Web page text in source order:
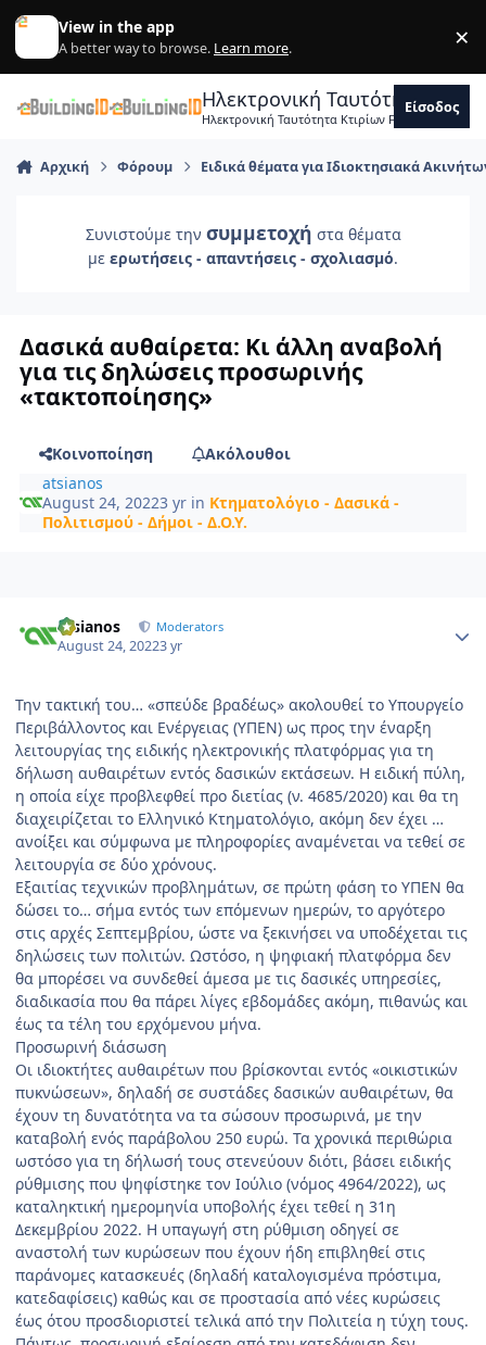
Skip to content
View in the app
A better way to browse. Learn more. ×
Ηλεκτρονική Ταυτότητα
Ηλεκτρονική Ταυτότητα Κτιρίων Forum
Είσοδος
Αρχική Φόρουμ Ειδικά θέματα για Ιδιοκτησιακά
Συνιστούμε την συμμετοχή στα θέματα
με ερωτήσεις - απαντήσεις - σχολιασμό.
Δασικά αυθαίρετα: Κι άλλη αναβολή
για τις δηλώσεις προσωρινής
«τακτοποίησης»
Κοινοποίηση
Ακόλουθοι
atsianos
August 24, 20223 yr in Κτηματολόγιο - Δασικά -
Πολιτισμού - Δήμοι - Δ.Ο.Υ.
atsianos Moderators
August 24, 20223 yr
Την τακτική του… «σπεύδε βραδέως» ακολουθεί το Υπουργείο
Περιβάλλοντος και Ενέργειας (ΥΠΕΝ) ως προς την έναρξη
λειτουργίας της ειδικής ηλεκτρονικής πλατφόρμας για τη
δήλωση αυθαιρέτων εντός δασικών εκτάσεων. Η ειδική πύλη,
η οποία είχε προβλεφθεί προ διετίας (ν. 4685/2020) και θα τη
διαχειρίζεται το Ελληνικό Κτηματολόγιο, ακόμη δεν έχει …
ανοίξει και σύμφωνα με πληροφορίες αναμένεται να τεθεί σε
λειτουργία σε δύο χρόνους.
Εξαιτίας τεχνικών προβλημάτων, σε πρώτη φάση το ΥΠΕΝ θα
δώσει το… σήμα εντός των επόμενων ημερών, το αργότερο
στις αρχές Σεπτεμβρίου, ώστε να ξεκινήσει να υποδέχεται τις
δηλώσεις των πολιτών. Ωστόσο, η ψηφιακή πλατφόρμα δεν
θα μπορέσει να συνδεθεί άμεσα με τις δασικές υπηρεσίες,
διαδικασία που θα πάρει λίγες εβδομάδες ακόμη, πιθανώς και
έως τα τέλη του ερχόμενου μήνα.
Προσωρινή διάσωση
Οι ιδιοκτήτες αυθαιρέτων που βρίσκονται εντός «οικιστικών
πυκνώσεων», δηλαδή σε συστάδες δασικών αυθαιρέτων, θα
έχουν τη δυνατότητα να τα σώσουν προσωρινά, με την
καταβολή ενός παράβολου 250 ευρώ. Τα χρονικά περιθώρια
ωστόσο για τη δήλωσή τους στενεύουν διότι, βάσει ειδικής
ρύθμισης που ψηφίστηκε τον Ιούλιο (νόμος 4964/2022), ως
καταληκτική ημερομηνία υποβολής έχει τεθεί η 31η
Δεκεμβρίου 2022. Η υπαγωγή στη ρύθμιση οδηγεί σε
αναστολή των κυρώσεων που έχουν ήδη επιβληθεί στις
παράνομες κατασκευές (δηλαδή καταλογισμένα πρόστιμα,
κατεδαφίσεις) καθώς και σε προστασία από νέες κυρώσεις
έως ότου προσδιοριστεί τελικά από την Πολιτεία η τύχη τους.